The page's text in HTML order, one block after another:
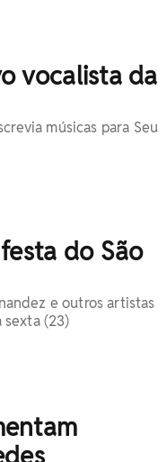
vocalista da
músicas para Seu
do São
e outros artistas
sexta (23)